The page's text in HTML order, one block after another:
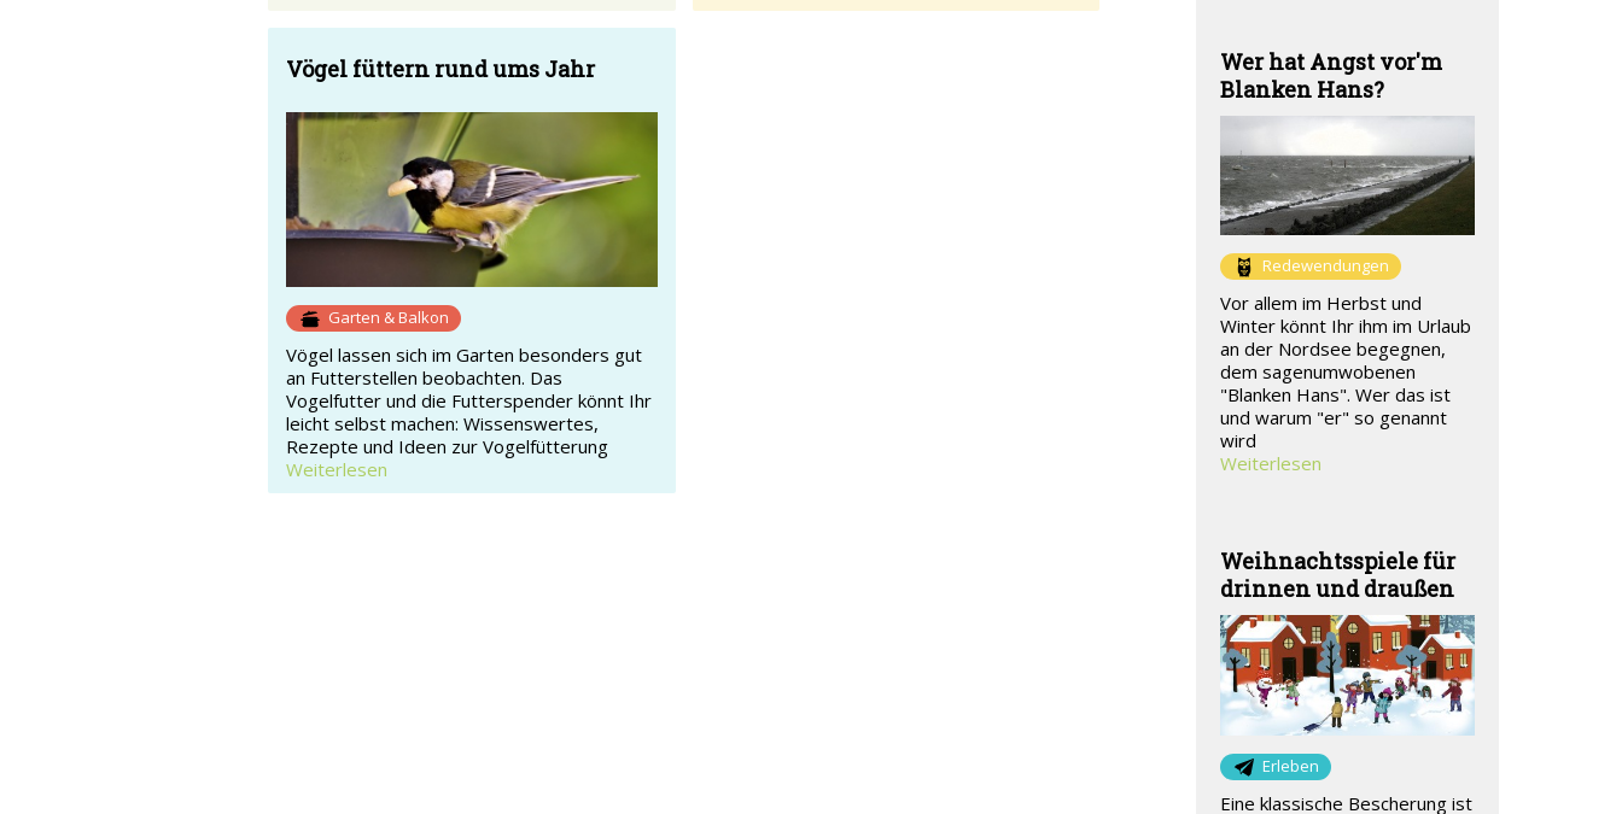
Vögel füttern rund ums Jahr
Garten & Balkon
Vögel lassen sich im Garten besonders gut
an Futterstellen beobachten. Das
Vogelfutter und die Futterspender könnt Ihr
leicht selbst machen: Wissenswertes,
Rezepte und Ideen zur Vogelfütterung
Weiterlesen
Wer hat Angst vor'm
Blanken Hans?
Redewendungen
Vor allem im Herbst und
Winter könnt Ihr ihm im Urlaub
an der Nordsee begegnen,
dem sagenumwobenen
"Blanken Hans". Wer das ist
und warum "er" so genannt
wird
Weiterlesen
Weihnachtsspiele für
drinnen und draußen
Erleben
Eine klassische Bescherung ist